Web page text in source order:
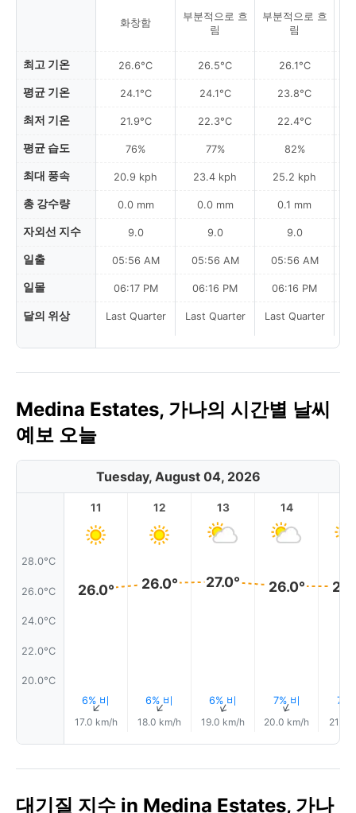
최고 기온
평균 기온
최저 기온
평균 습도
최대 풍속
총 강수량
자외선 지수
일출
일몰
달의 위상
화창함
26.6°C
24.1°C
21.9°C
76%
20.9 kph
0.0 mm
9.0
05:56 AM
06:17 PM
Last Quarter
부분적으로 흐
림
26.5°C
24.1°C
22.3°C
77%
23.4 kph
0.0 mm
9.0
05:56 AM
06:16 PM
Last Quarter
부분적으로 흐
림
26.1°C
23.8°C
22.4°C
82%
25.2 kph
0.1 mm
9.0
05:56 AM
06:16 PM
Last Quarter
Medina Estates, 가나의 시간별 날씨
예보 오늘
Tuesday, August 04, 2026
28.0°C
26.0°C
24.0°C
22.0°C
20.0°C
11
26.0°
6% 비
↑
17.0 km/h
12
26.0°
6% 비
↑
18.0 km/h
13
27.0°
6% 비
↑
19.0 km/h
14
26.0°
7% 비
↑
20.0 km/h
7%
21.0
대기질 지수 in Medina Estates, 가나